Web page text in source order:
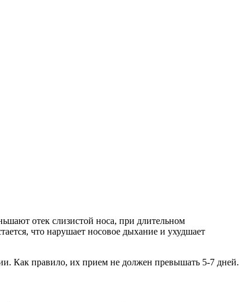
отек слизистой носа, при длительном
что нарушает носовое дыхание и ухудшает
Как правило, их прием не должен превышать 5-7 дней.